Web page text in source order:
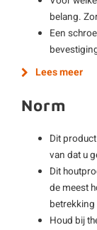
belang.
Een
Lees meer
Norm
Dit
van dat u
Dit
de meest
Houd bij